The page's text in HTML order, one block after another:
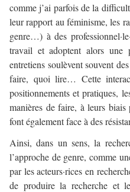
comme j’ai parfois de la
leur rapport au féminisme, les
genre…) à des
travail et adoptent alors une
entretiens soulèvent souvent
faire, quoi lire… Cette
positionnements et pratiques,
manières de faire, à leurs biais
font également face à des
Ainsi, dans un sens, la
l’approche de genre, comme
par les acteurs·rices en
de produire la recherche et